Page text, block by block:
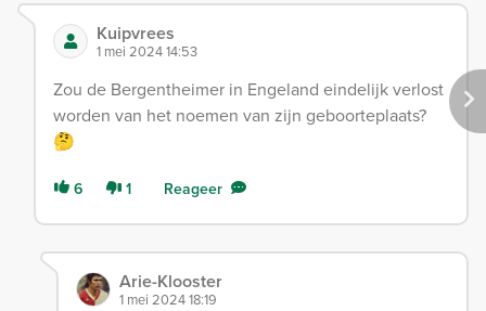
Kuipvrees
1 mei 2024 14:53
Zou de Bergentheimer in Engeland eindelijk verlost
worden van het noemen van zijn geboorteplaats?
🤔
6 1 Reageer
Arie-Klooster
1 mei 2024 18:19